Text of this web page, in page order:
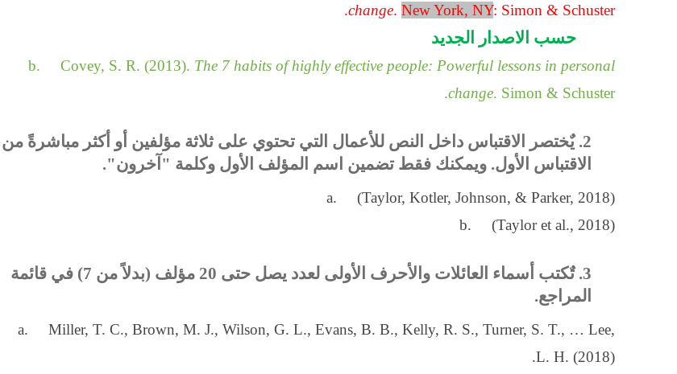
change. New York, NY: Simon & Schuster.
حسب الاصدار الجديد
b. Covey, S. R. (2013). The 7 habits of highly effective people: Powerful lessons in personal
change. Simon & Schuster.
2. يٌختصر الاقتباس داخل النص للأعمال التي تحتوي على ثلاثة مؤلفين أو أكثر مباشرةً من
الاقتباس الأول. ويمكنك فقط تضمين اسم المؤلف الأول وكلمة "آخرون".
a. (Taylor, Kotler, Johnson, & Parker, 2018)
b. (Taylor et al., 2018)
3. تٌكتب أسماء العائلات والأحرف الأولى لعدد يصل حتى 20 مؤلف (بدلاً من 7) في قائمة
المراجع.
a. Miller, T. C., Brown, M. J., Wilson, G. L., Evans, B. B., Kelly, R. S., Turner, S. T., … Lee,
L. H. (2018).